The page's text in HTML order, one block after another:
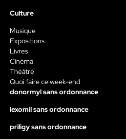
Culture
Musique
Expositions
Livres
Cinéma
Théâtre
Quoi faire ce week-end
donormyl sans ordonnance
lexomil sans ordonnance
priligy sans ordonnance